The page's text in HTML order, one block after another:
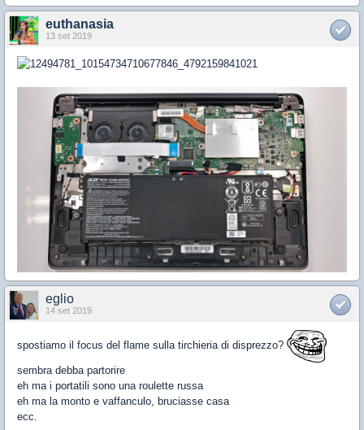
euthanasia
13 set 2019
eglio
14 set 2019
spostiamo il focus del flame sulla tirchieria di disprezzo?
sembra debba partorire
eh ma i portatili sono una roulette russa
eh ma la monto e vaffanculo, bruciasse casa
ecc.